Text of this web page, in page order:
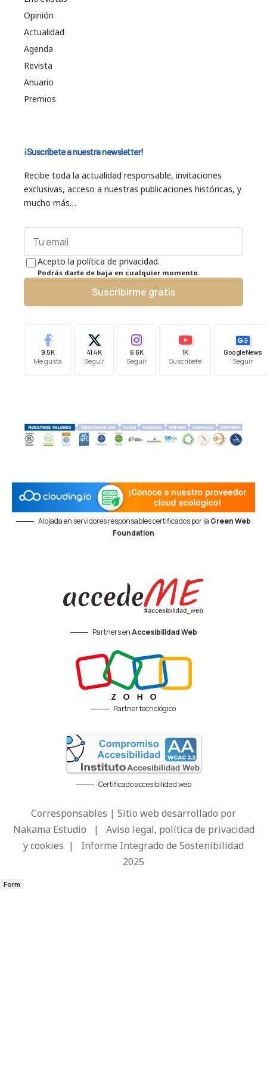
Opinión
Actualidad
Agenda
Revista
Anuario
Premios
¡Suscríbete a nuestra newsletter!
Recibe toda la actualidad responsable, invitaciones
exclusivas, acceso a nuestras publicaciones históricas, y
mucho más…
Acepto la política de privacidad.
Podrás darte de baja en cualquier momento.
Suscribirme gratis
9.5K
Me gusta
41.4K
Seguir
6.6K
Seguir
1K
Suscríbete
Google News
Seguir
Alojada en servidores responsables certificados por la Green Web
Foundation
Partners enAccesibilidad Web
Partner tecnológico
Certificado accesibilidad web
Corresponsables | Sitio web desarrollado por
Nakama Estudio | Aviso legal, política de privacidad
y cookies | Informe Integrado de Sostenibilidad
2025
Form